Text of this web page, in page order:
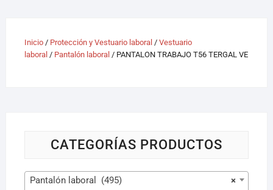
Inicio/ Protección y Vestuario laboral / Vestuario
laboral / Pantalón laboral / PANTALON TRABAJO T56 TERGAL VE
CATEGORÍAS PRODUCTOS
×
Pantalón laboral (495)